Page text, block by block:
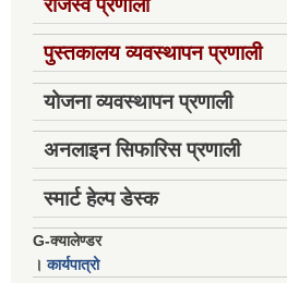
राजस्व प्रणाली
पुस्तकालय व्यवस्थापन प्रणाली
योजना व्यवस्थापन प्रणाली
अनलाइन सिफारिस प्रणाली
स्मार्ट हेल्प डेस्क
G-क्यालेण्डर
।कार्यपात्रो